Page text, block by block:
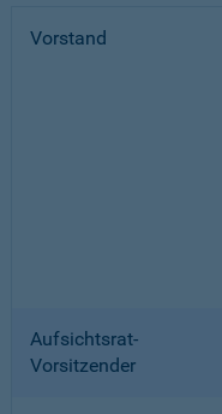
Vorstand
Aufsichtsrat-
Vorsitzender